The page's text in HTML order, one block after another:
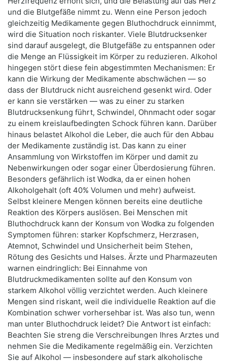
und die Blutgefäße nimmt zu. Wenn eine Person jedoch
gleichzeitig Medikamente gegen Bluthochdruck einnimmt,
wird die Situation noch riskanter. Viele Blutdrucksenker
sind darauf ausgelegt, die Blutgefäße zu entspannen oder
die Menge an Flüssigkeit im Körper zu reduzieren. Alkohol
hingegen stört diese fein abgestimmten Mechanismen: Er
kann die Wirkung der Medikamente abschwächen — so
dass der Blutdruck nicht ausreichend gesenkt wird. Oder
er kann sie verstärken — was zu einer zu starken
Blutdrucksenkung führt, Schwindel, Ohnmacht oder sogar
zu einem kreislaufbedingten Schock führen kann. Darüber
hinaus belastet Alkohol die Leber, die auch für den Abbau
der Medikamente zuständig ist. Das kann zu einer
Ansammlung von Wirkstoffen im Körper und damit zu
Nebenwirkungen oder sogar einer Überdosierung führen.
Besonders gefährlich ist Wodka, da er einen hohen
Alkoholgehalt (oft 40% Volumen und mehr) aufweist.
Selbst kleinere Mengen können bereits eine deutliche
Reaktion des Körpers auslösen. Bei Menschen mit
Bluthochdruck kann der Konsum von Wodka zu folgenden
Symptomen führen: starker Kopfschmerz, Herzrasen,
Atemnot, Schwindel und Unsicherheit beim Stehen,
Rötung des Gesichts und Halses. Ärzte und Pharmazeuten
warnen eindringlich: Bei Einnahme von
Blutdruckmedikamenten sollte auf den Konsum von
starkem Alkohol völlig verzichtet werden. Auch kleinere
Mengen sind riskant, weil die individuelle Reaktion auf die
Kombination schwer vorhersehbar ist. Was also tun, wenn
man unter Bluthochdruck leidet? Die Antwort ist einfach:
Beachten Sie streng die Verschreibungen Ihres Arztes und
nehmen Sie die Medikamente regelmäßig ein. Verzichten
Sie auf Alkohol — insbesondere auf stark alkoholische